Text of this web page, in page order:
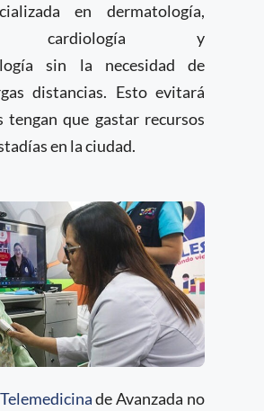
en dermatología,
cardiología y
sin la necesidad de
distancias. Esto evitará
tengan que gastar recursos
en la ciudad.
Telemedicinade Avanzada no